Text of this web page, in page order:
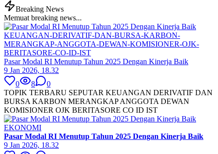
Breaking News
Memuat breaking news...
KEUANGAN-DERIVATIF-DAN-BURSA-KARBON-
MERANGKAP-ANGGOTA-DEWAN-KOMISIONER-OJK-
BERITASORE-CO-ID-IST
Pasar Modal RI Menutup Tahun 2025 Dengan Kinerja Baik
9 Jan 2026, 18.32
0
8
0
TOPIK TERBARU SEPUTAR KEUANGAN DERIVATIF DAN
BURSA KARBON MERANGKAP ANGGOTA DEWAN
KOMISIONER OJK BERITASORE CO ID IST
EKONOMI
Pasar Modal RI Menutup Tahun 2025 Dengan Kinerja Baik
9 Jan 2026, 18.32